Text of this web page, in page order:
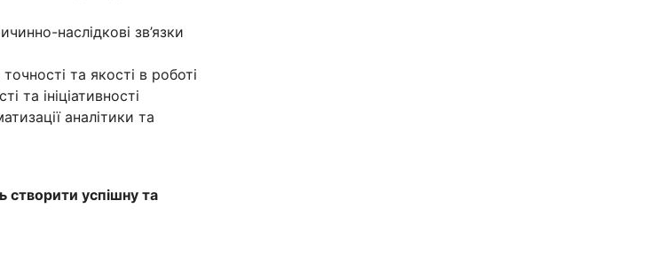
наслідкові зв’язки
та якості в роботі
та ініціативності
аналітики та
успішну та